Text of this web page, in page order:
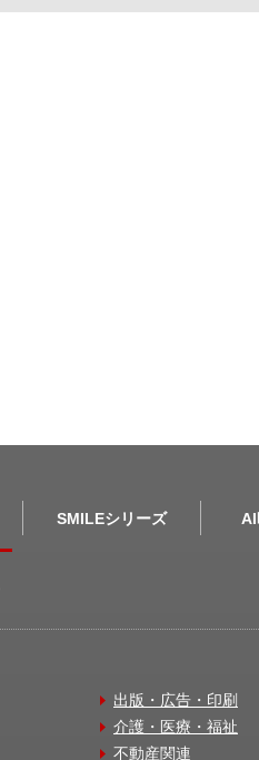
SMILEシリーズ
出版・広告・印刷
介護・医療・福祉
不動産関連